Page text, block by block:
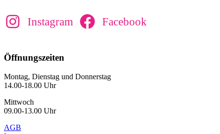
Instagram Facebook
Öffnungszeiten
Montag, Dienstag und Donnerstag
14.00-18.00 Uhr
Mittwoch
09.00-13.00 Uhr
AGB